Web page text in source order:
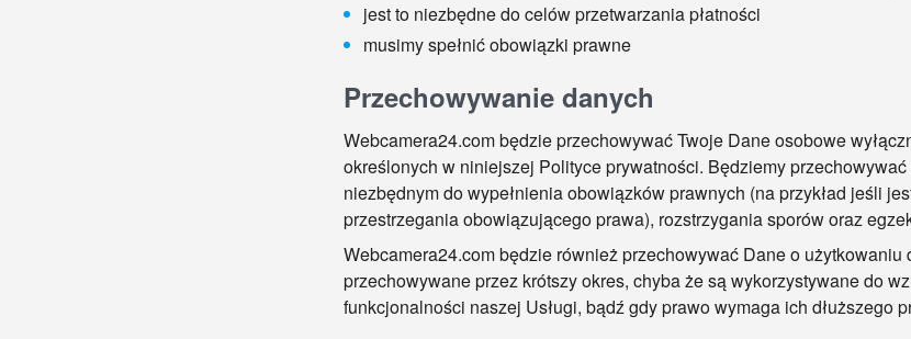
jest to niezbędne do celów przetwarzania płatności
musimy spełnić obowiązki prawne
Przechowywanie danych
Webcamera24.com będzie przechowywać Twoje Dane osobowe
określonych w niniejszej Polityce prywatności. Będziemy
niezbędnym do wypełnienia obowiązków prawnych (na przykład jeśli
przestrzegania obowiązującego prawa), rozstrzygania sporów oraz
Webcamera24.com będzie również przechowywać Dane o
przechowywane przez krótszy okres, chyba że są wykorzystywane do
funkcjonalności naszej Usługi, bądź gdy prawo wymaga ich dłuższego